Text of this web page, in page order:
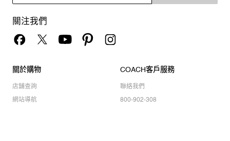
關注我們
關於購物
店舖查詢
網站導航
COACH客戶服務
聯絡我們
800-902-308